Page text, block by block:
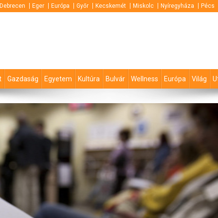
Debrecen Eger Európa Győr Kecskemét Miskolc Nyíregyháza Pécs
Gazdaság Egyetem Kultúra Bulvár Wellness Európa Világ